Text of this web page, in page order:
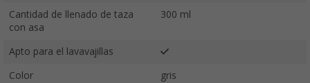
Cantidad de llenado de taza
con asa
300 ml
Apto para el lavavajillas
Color gris